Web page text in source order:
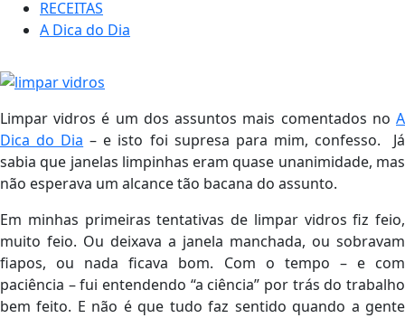
RECEITAS
A Dica do Dia
Limpar vidros é um dos assuntos mais comentados no A
Dica do Dia – e isto foi supresa para mim, confesso. Já
sabia que janelas limpinhas eram quase unanimidade, mas
não esperava um alcance tão bacana do assunto.
Em minhas primeiras tentativas de limpar vidros fiz feio,
muito feio. Ou deixava a janela manchada, ou sobravam
fiapos, ou nada ficava bom. Com o tempo – e com
paciência – fui entendendo “a ciência” por trás do trabalho
bem feito. E não é que tudo faz sentido quando a gente